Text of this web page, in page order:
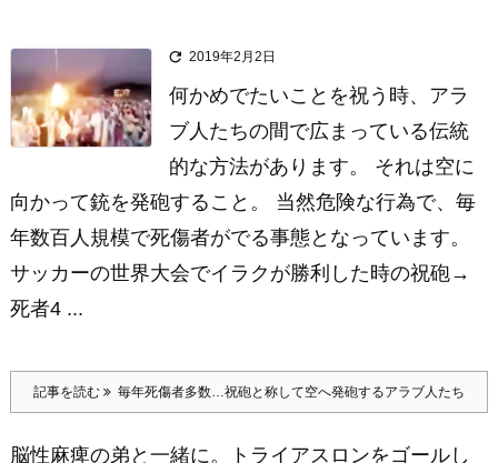
 2019年2月2日
何かめでたいことを祝う時、アラ
ブ人たちの間で広まっている伝統
的な方法があります。 それは空に
向かって銃を発砲すること。 当然危険な行為で、毎
年数百人規模で死傷者がでる事態となっています。
サッカーの世界大会でイラクが勝利した時の祝砲→
死者4 ...
記事を読む 毎年死傷者多数…祝砲と称して空へ発砲するアラブ人たち
脳性麻痺の弟と一緒に。トライアスロンをゴールし